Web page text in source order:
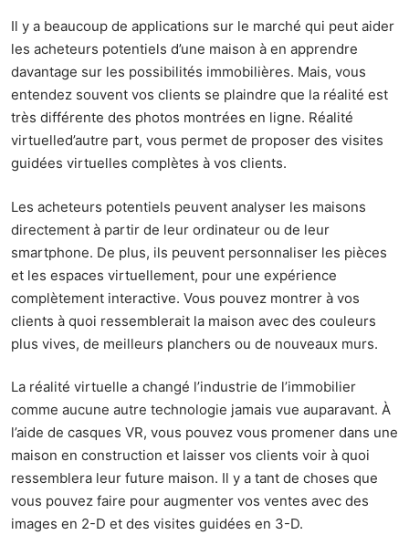
Il y a beaucoup de applications sur le marché qui peut aider
les acheteurs potentiels d’une maison à en apprendre
davantage sur les possibilités immobilières. Mais, vous
entendez souvent vos clients se plaindre que la réalité est
très différente des photos montrées en ligne. Réalité
virtuelled’autre part, vous permet de proposer des visites
guidées virtuelles complètes à vos clients.
Les acheteurs potentiels peuvent analyser les maisons
directement à partir de leur ordinateur ou de leur
smartphone. De plus, ils peuvent personnaliser les pièces
et les espaces virtuellement, pour une expérience
complètement interactive. Vous pouvez montrer à vos
clients à quoi ressemblerait la maison avec des couleurs
plus vives, de meilleurs planchers ou de nouveaux murs.
La réalité virtuelle a changé l’industrie de l’immobilier
comme aucune autre technologie jamais vue auparavant. À
l’aide de casques VR, vous pouvez vous promener dans une
maison en construction et laisser vos clients voir à quoi
ressemblera leur future maison. Il y a tant de choses que
vous pouvez faire pour augmenter vos ventes avec des
images en 2-D et des visites guidées en 3-D.